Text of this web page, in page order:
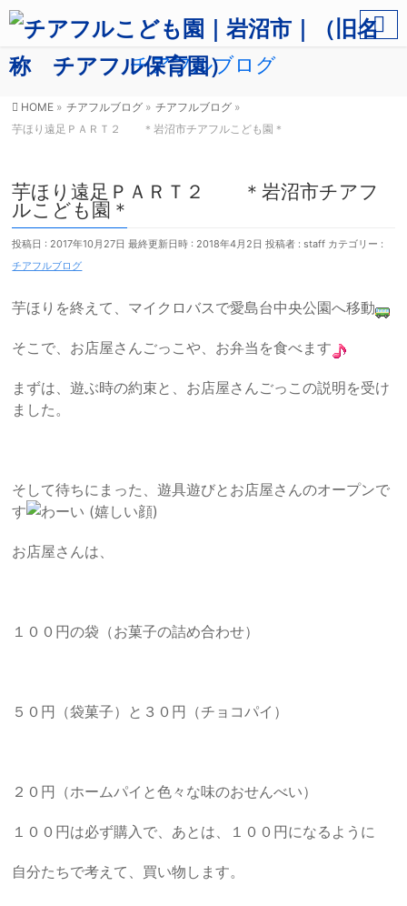
チアフルブログ
HOME » チアフルブログ » チアフルブログ »
芋ほり遠足ＰＡＲＴ２ ＊岩沼市チアフルこども園＊
芋ほり遠足ＰＡＲＴ２ ＊岩沼市チアフ
ルこども園＊
投稿日 : 2017年10月27日 最終更新日時 : 2018年4月2日 投稿者 :staff カテゴリー :
チアフルブログ
芋ほりを終えて、マイクロバスで愛島台中央公園へ移動
そこで、お店屋さんごっこや、お弁当を食べます
まずは、遊ぶ時の約束と、お店屋さんごっこの説明を受け
ました。
そして待ちにまった、遊具遊びとお店屋さんのオープンで
す
お店屋さんは、
１００円の袋（お菓子の詰め合わせ）
５０円（袋菓子）と３０円（チョコパイ）
２０円（ホームパイと色々な味のおせんべい）
１００円は必ず購入で、あとは、１００円になるように
自分たちで考えて、買い物します。